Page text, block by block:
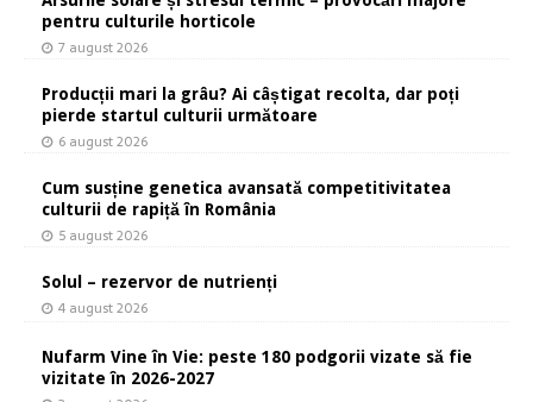
pentru culturile horticole
7 august 2026
Producții mari la grâu? Ai câștigat recolta, dar poți
pierde startul culturii următoare
6 august 2026
Cum susține genetica avansată competitivitatea
culturii de rapiță în România
5 august 2026
Solul – rezervor de nutrienți
4 august 2026
Nufarm Vine în Vie: peste 180 podgorii vizate să fie
vizitate în 2026-2027